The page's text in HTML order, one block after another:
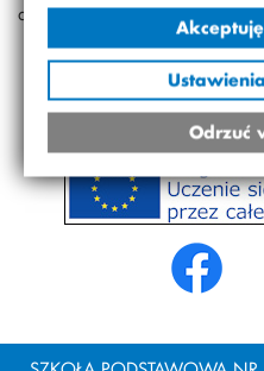
Odrzuć
artykułów higienicznych.